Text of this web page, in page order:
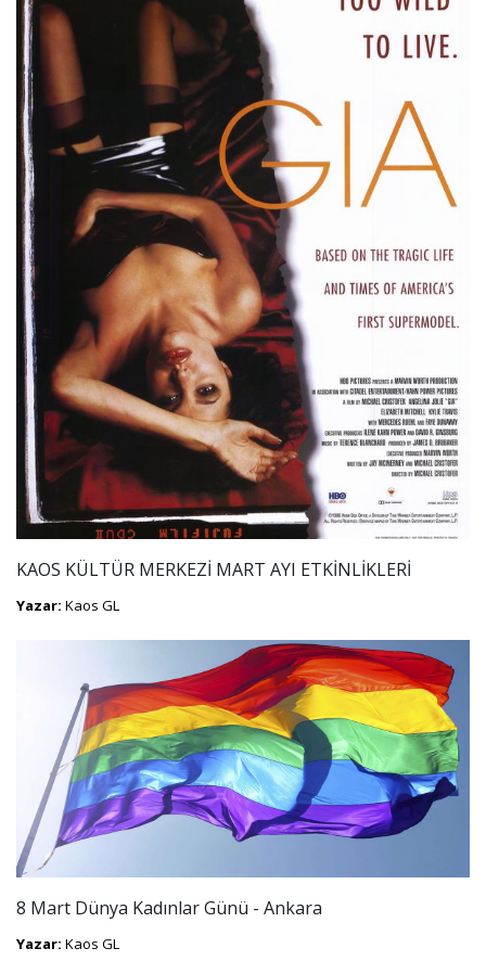
KAOS KÜLTÜR MERKEZİ MART AYI ETKİNLİKLERİ
Yazar: Kaos GL
8 Mart Dünya Kadınlar Günü - Ankara
Yazar: Kaos GL